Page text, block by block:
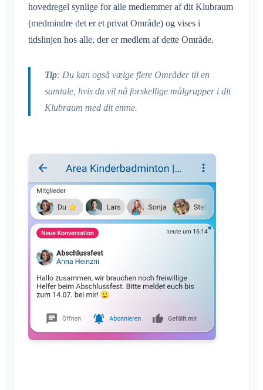
Deling af placering
Personlig kalender
Synkronisering
Læsekvittering
Slet besked
Generelt
Notifikationsprofiler
Samtaler
Områder
Opret område
Deltag i område
Forlad område
Privat område
Yderligere Klubraum
Forlad Klubraum
Log ud
Skift navn
Skift e-mail
Skift profilbillede
Tilpas baggrund
App-adgangstilladelser
Luk konto
Administration
Hurtig start for administratorer
Tilladelser
Flere administratorer
Inviter medlemmer
Gensend invitationer
Fjern medlemmer
Administrer Områder
Diverse
Understøttede browsere
Feedback
Ofte stillede spørgsmål
hovedregel synlige for alle medlemmer af dit Klubraum
(medmindre det er et privat Område) og vises i
tidslinjen hos alle, der er medlem af dette Område.
Tip: Du kan også vælge flere Områder til en
samtale, hvis du vil nå forskellige målgrupper i dit
Klubraum med dit emne.